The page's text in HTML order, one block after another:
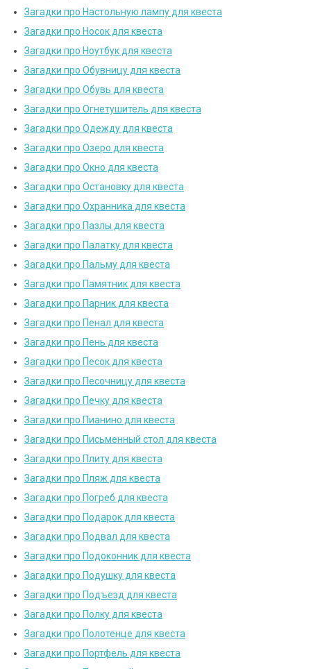
Загадки про Настольную лампу для квеста
Загадки про Носок для квеста
Загадки про Ноутбук для квеста
Загадки про Обувницу для квеста
Загадки про Обувь для квеста
Загадки про Огнетушитель для квеста
Загадки про Одежду для квеста
Загадки про Озеро для квеста
Загадки про Окно для квеста
Загадки про Остановку для квеста
Загадки про Охранника для квеста
Загадки про Пазлы для квеста
Загадки про Палатку для квеста
Загадки про Пальму для квеста
Загадки про Памятник для квеста
Загадки про Парник для квеста
Загадки про Пенал для квеста
Загадки про Пень для квеста
Загадки про Песок для квеста
Загадки про Песочницу для квеста
Загадки про Печку для квеста
Загадки про Пианино для квеста
Загадки про Письменный стол для квеста
Загадки про Плиту для квеста
Загадки про Пляж для квеста
Загадки про Погреб для квеста
Загадки про Подарок для квеста
Загадки про Подвал для квеста
Загадки про Подоконник для квеста
Загадки про Подушку для квеста
Загадки про Подъезд для квеста
Загадки про Полку для квеста
Загадки про Полотенце для квеста
Загадки про Портфель для квеста